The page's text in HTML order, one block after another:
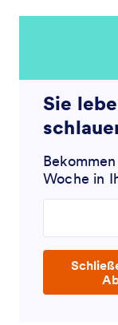
Sie
Woche in